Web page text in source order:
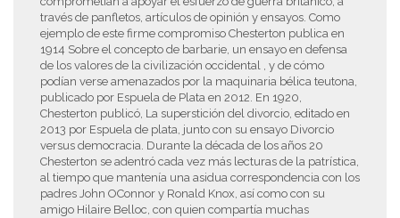
través de panfletos, artículos de opinión y ensayos. Como
ejemplo de este firme compromiso Chesterton publica en
1914 Sobre el concepto de barbarie, un ensayo en defensa
de los valores de la civilización occidental , y de cómo
podían verse amenazados por la maquinaria bélica teutona,
publicado por Espuela de Plata en 2012. En 1920,
Chesterton publicó, La superstición del divorcio, editado en
2013 por Espuela de plata, junto con su ensayo Divorcio
versus democracia. Durante la década de los años 20
Chesterton se adentró cada vez más lecturas de la patrística,
al tiempo que mantenía una asidua correspondencia con los
padres John OConnor y Ronald Knox, así como con su
amigo Hilaire Belloc, con quien compartía muchas